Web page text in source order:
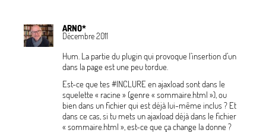
ARNO*
Décembre 2011
Hum. La partie du plugin qui provoque l’insertion d’un
dans la page est une peu tordue.
Est-ce que tes #INCLURE en ajaxload sont dans le
squelette « racine» (genre « sommaire.html »), ou
bien dans un fichier qui est déjà lui-même inclus ? Et
dans ce cas, si tu mets un ajaxload déjà dans le fichier
« sommaire.html », est-ce que ça change la donne?